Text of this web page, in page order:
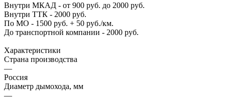
Внутри МКАД - от 900 руб. до 2000 руб.
Внутри ТТК - 2000 руб.
По МО - 1500 руб. + 50 руб./км.
До транспортной компании - 2000 руб.
Характеристики
Страна производства
—
Россия
Диаметр дымохода, мм
—